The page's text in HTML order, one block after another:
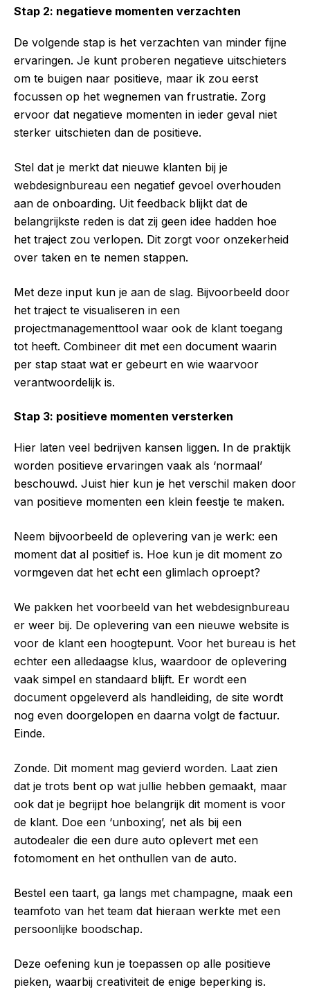
Stap 2: negatieve momenten verzachten
De volgende stap is het verzachten van minder fijne
ervaringen. Je kunt proberen negatieve uitschieters
om te buigen naar positieve, maar ik zou eerst
focussen op het wegnemen van frustratie. Zorg
ervoor dat negatieve momenten in ieder geval niet
sterker uitschieten dan de positieve.
Stel dat je merkt dat nieuwe klanten bij je
webdesignbureau een negatief gevoel overhouden
aan de onboarding. Uit feedback blijkt dat de
belangrijkste reden is dat zij geen idee hadden hoe
het traject zou verlopen. Dit zorgt voor onzekerheid
over taken en te nemen stappen.
Met deze input kun je aan de slag. Bijvoorbeeld door
het traject te visualiseren in een
projectmanagementtool waar ook de klant toegang
tot heeft. Combineer dit met een document waarin
per stap staat wat er gebeurt en wie waarvoor
verantwoordelijk is.
Stap 3: positieve momenten versterken
Hier laten veel bedrijven kansen liggen. In de praktijk
worden positieve ervaringen vaak als ‘normaal’
beschouwd. Juist hier kun je het verschil maken door
van positieve momenten een klein feestje te maken.
Neem bijvoorbeeld de oplevering van je werk: een
moment dat al positief is. Hoe kun je dit moment zo
vormgeven dat het echt een glimlach oproept?
We pakken het voorbeeld van het webdesignbureau
er weer bij. De oplevering van een nieuwe website is
voor de klant een hoogtepunt. Voor het bureau is het
echter een alledaagse klus, waardoor de oplevering
vaak simpel en standaard blijft. Er wordt een
document opgeleverd als handleiding, de site wordt
nog even doorgelopen en daarna volgt de factuur.
Einde.
Zonde. Dit moment mag gevierd worden. Laat zien
dat je trots bent op wat jullie hebben gemaakt, maar
ook dat je begrijpt hoe belangrijk dit moment is voor
de klant. Doe een ‘unboxing’, net als bij een
autodealer die een dure auto oplevert met een
fotomoment en het onthullen van de auto.
Bestel een taart, ga langs met champagne, maak een
teamfoto van het team dat hieraan werkte met een
persoonlijke boodschap.
Deze oefening kun je toepassen op alle positieve
pieken, waarbij creativiteit de enige beperking is.